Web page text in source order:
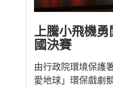
上騰小飛機
國決賽
由行政院環境保護
愛地球」環保戲劇